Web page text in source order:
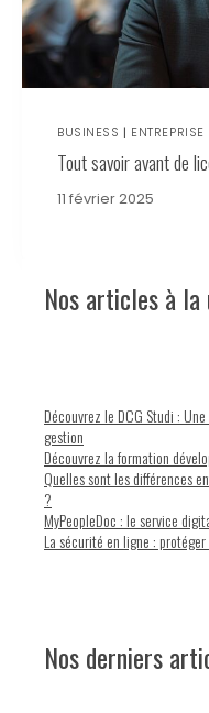
BUSINESS | ENTREPRISE
Tout savoir avant de
11 février 2025
Nos articles à la
Découvrez le DCG Studi :
gestion
Découvrez la formation
Quelles sont les différences
?
MyPeopleDoc : le service
La sécurité en ligne :
Nos derniers